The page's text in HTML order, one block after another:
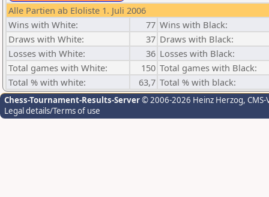
Alle Partien ab Eloliste 1. Juli 2006
Wins with White:
77 Wins with Black:
Draws with White:
37 Draws with Black:
Losses with White:
36 Losses with Black:
Total games with White:
150 Total games with Black:
Total % with white:
63,7 Total % with black:
Chess-Tournament-Results-Server© 2006-2026 Heinz Herzog,
Legal details/Terms of use